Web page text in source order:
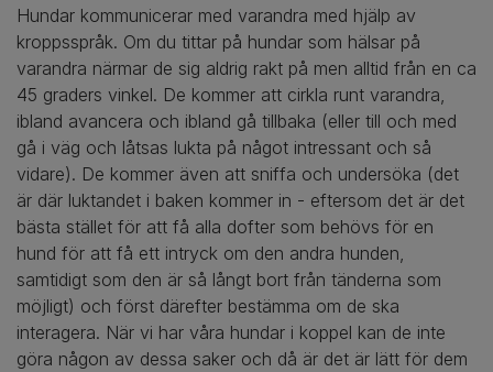
Hundar kommunicerar med varandra med hjälp av
kroppsspråk. Om du tittar på hundar som hälsar på
varandra närmar de sig aldrig rakt på men alltid från en ca
45 graders vinkel. De kommer att cirkla runt varandra,
ibland avancera och ibland gå tillbaka (eller till och med
gå i väg och låtsas lukta på något intressant och så
vidare). De kommer även att sniffa och undersöka (det
är där luktandet i baken kommer in - eftersom det är det
bästa stället för att få alla dofter som behövs för en
hund för att få ett intryck om den andra hunden,
samtidigt som den är så långt bort från tänderna som
möjligt) och först därefter bestämma om de ska
interagera. När vi har våra hundar i koppel kan de inte
göra någon av dessa saker och då är det är lätt för dem